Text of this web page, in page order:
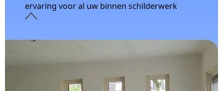
ervaring voor al uw binnen schilderwerk